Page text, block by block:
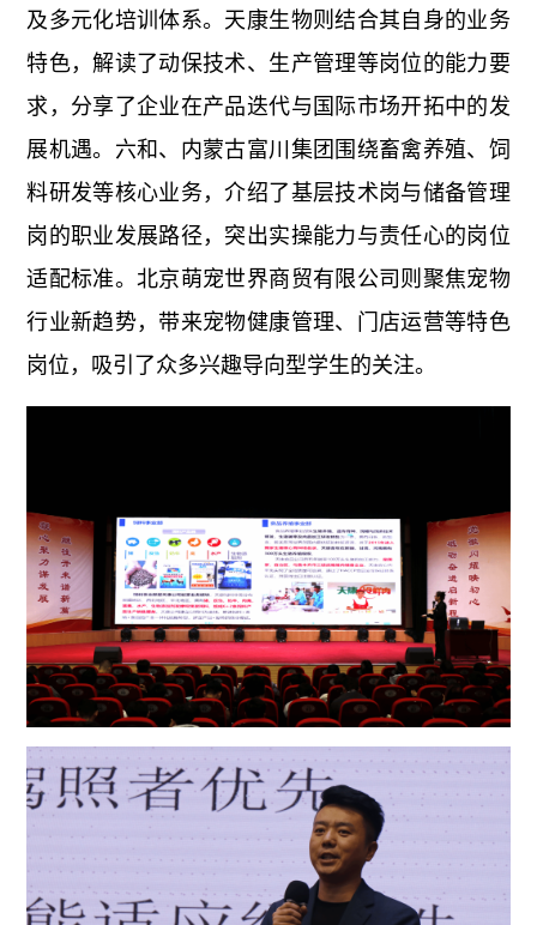
及多元化培训体系。天康生物则结合其自身的业务
特色，解读了动保技术、生产管理等岗位的能力要
求，分享了企业在产品迭代与国际市场开拓中的发
展机遇。六和、内蒙古富川集团围绕畜禽养殖、饲
料研发等核心业务，介绍了基层技术岗与储备管理
岗的职业发展路径，突出实操能力与责任心的岗位
适配标准。北京萌宠世界商贸有限公司则聚焦宠物
行业新趋势，带来宠物健康管理、门店运营等特色
岗位，吸引了众多兴趣导向型学生的关注。